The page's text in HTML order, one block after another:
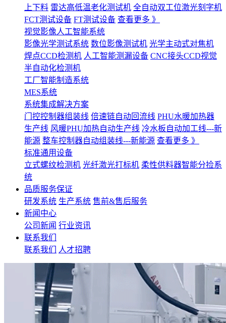
上下料 雷达高低温老化测试机 全自动双工位激光刻字机
FCT测试设备 FT测试设备 查看更多 》
视觉影像人工智能系统
影像光学测试系统 数位影像测试机 光学主动式对焦机
焊点CCD检测机 人工智能测漏设备 CNC接头CCD视觉
半自动化检测机
工厂智能制造系统
MES系统
系统集成解决方案
门控控制器组装线 倍速链自动回流线 PHU水暖加热器
生产线 风暖PHU加热自动生产线 冷水板自动加工线---新
能源 整车控制器自动组装线---新能源 查看更多 》
标准通用设备
立式螺纹检测机 光纤激光打标机 柔性供料器智能分捡系
统
品质服务保证
研发系统 生产系统 售前&售后服务
新闻中心
公司新闻 行业资讯
联系我们
联系我们
人才招聘